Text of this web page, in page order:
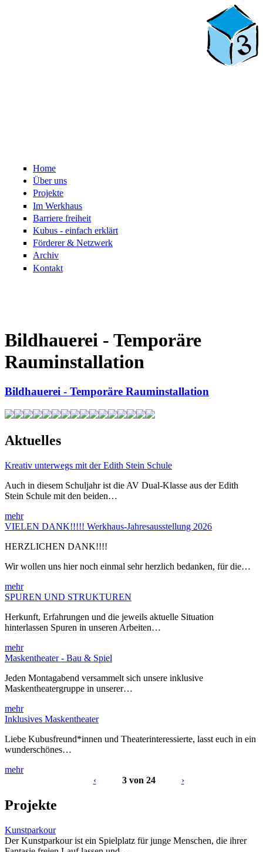
Home
Über uns
Projekte
Im Werkhaus
Barriere freiheit
Kubus - einfach erklärt
Förderer & Netzwerk
Archiv
Kontakt
Bildhauerei - Temporäre
Rauminstallation
Bildhauerei - Temporäre Rauminstallation
Aktuelles
Kreativ unterwegs mit der Edith Stein Schule
Auch in diesem Schuljahr ist die AV Dual-Klasse aus der Edith
Stein Schule mit den beiden…
mehr
VIELEN DANK!!!!! Werkhaus-Jahresausstellung 2026
HERZLICHEN DANK!!!!
Wir wollen uns hier noch einmal sehr herzlich bedanken, für die…
mehr
SPUREN UND STRUKTUREN
Herkunft, Erfahrungen und die jeweils aktuelle Situation
hinterlassen Spuren in unseren Arbeiten…
mehr
Maskentheater - Bau & Spiel
Jeden Montagabend versammelt sich unsere inklusive
Maskentheatergruppe in unserer…
mehr
Inklusives Maskentheater
Liebe Kubusfreund*innen und Theaterinteressierte, lasst euch in ein
wunderschönes…
mehr
‹
3 von 24 ›
Projekte
Kunstparkour
Der Kunstparkour ist ein Spielplatz für junge Menschen, die ihrer